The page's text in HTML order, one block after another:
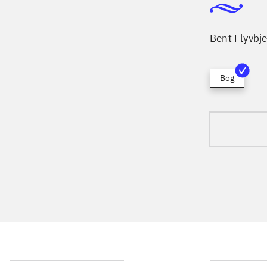
Bent
Bog